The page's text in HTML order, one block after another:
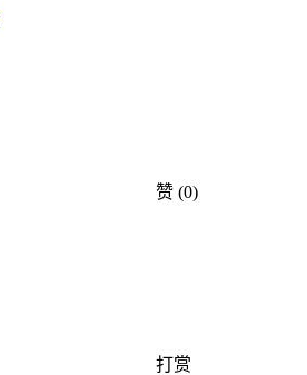
赞 (0)
打赏